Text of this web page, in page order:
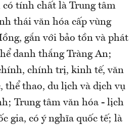
tính chất là Trung tâm
thái văn hóa cấp vùng
gắn với bảo tồn và phát
danh thắng Tràng An;
chính trị, kinh tế, văn
thể thao, du lịch và dịch vụ
Trung tâm văn hóa - lịch
gia, có ý nghĩa quốc tế; là